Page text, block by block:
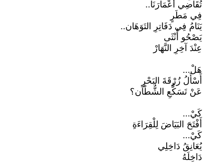
تُقَاضِي أَعْمَارَنَا..
فِي مَطَرٍ
يَنَامُ فِي دَفَاتِرِ التَوَهَان..
يَصْحُو أُنْثَى
عِنْدَ آخِرِ النَّهَارْ
هَلْ...
أَسْأَلُ زُرْقَةَ البَحْرِ
عَنْ تَسَكُّعِ الشُّطْآن؟
كَيْ...
أَفْتَحَ البَيَاضَ لِلْقِرَاءَةِ
كَيْ...
يُعَانِقُ دَاخِلِي
دَاخِلَهُ